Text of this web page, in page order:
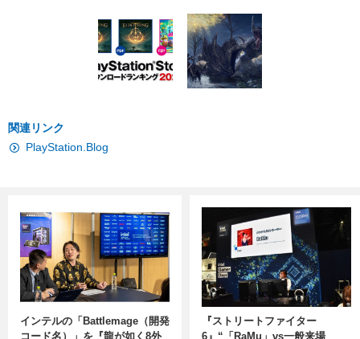
関連リンク
PlayStation.Blog
インテルの「Battlemage（開発
コード名）」を『龍が如く8外
『ストリートファイター
6』“「RaMu」vs一般来場